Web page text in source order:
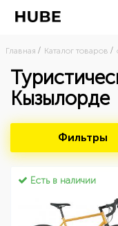
Главная Каталог товаров
Кызылорде
Фильтры
Есть в наличии